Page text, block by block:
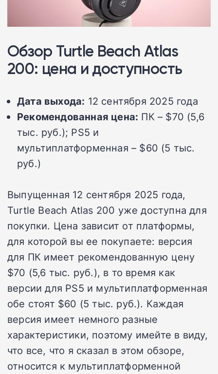
Обзор Turtle Beach Atlas
200: цена и доступность
Дата выхода: 12 сентября 2025 года
Рекомендованная цена: ПК – $70 (5,6
тыс. руб.); PS5 и
мультиплатформенная – $60 (5 тыс.
руб.)
Выпущенная 12 сентября 2025 года,
Turtle Beach Atlas 200 уже доступна для
покупки. Цена зависит от платформы,
для которой вы ее покупаете: версия
для ПК имеет рекомендованную цену
$70 (5,6 тыс. руб.), в то время как
версии для PS5 и мультиплатформенная
обе стоят $60 (5 тыс. руб.). Каждая
версия имеет немного разные
характеристики, поэтому имейте в виду,
что все, что я сказал в этом обзоре,
относится к мультиплатформенной